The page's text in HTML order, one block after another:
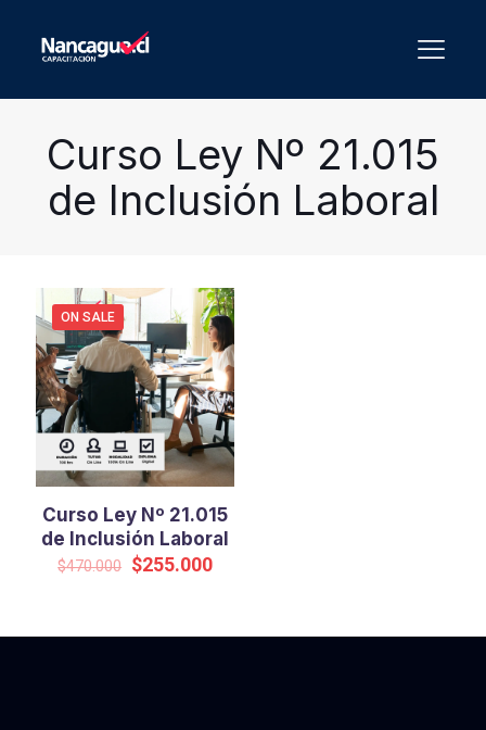
Curso Ley Nº 21.015
de Inclusión Laboral
ON SALE
Curso Ley Nº 21.015
de Inclusión Laboral
$470.000 Original
$255.000Current